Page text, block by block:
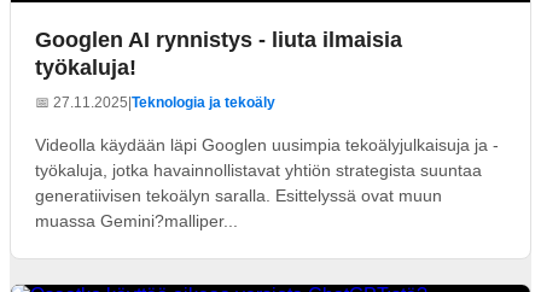
Googlen AI rynnistys - liuta ilmaisia
työkaluja!
📅 27.11.2025 Teknologia ja tekoäly
Videolla käydään läpi Googlen uusimpia tekoälyjulkaisuja ja -
työkaluja, jotka havainnollistavat yhtiön strategista suuntaa
generatiivisen tekoälyn saralla. Esittelyssä ovat muun
muassa Gemini?malliper...